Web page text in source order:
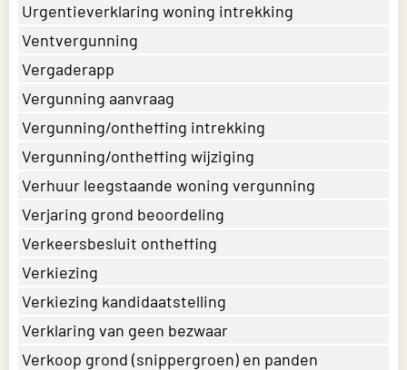
Urgentieverklaring woning intrekking
Ventvergunning
Vergaderapp
Vergunning aanvraag
Vergunning/ontheffing intrekking
Vergunning/ontheffing wijziging
Verhuur leegstaande woning vergunning
Verjaring grond beoordeling
Verkeersbesluit ontheffing
Verkiezing
Verkiezing kandidaatstelling
Verklaring van geen bezwaar
Verkoop grond (snippergroen) en panden